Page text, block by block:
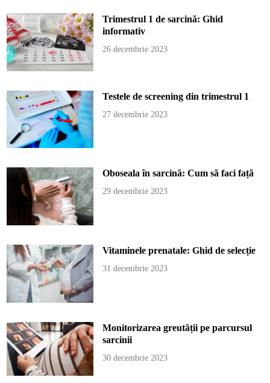
Trimestrul 1 de sarcină: Ghid
informativ
26 decembrie 2023
Testele de screening din trimestrul 1
27 decembrie 2023
Oboseala în sarcină: Cum să faci față
29 decembrie 2023
Vitaminele prenatale: Ghid de selecție
31 decembrie 2023
Monitorizarea greutății pe parcursul
sarcinii
30 decembrie 2023